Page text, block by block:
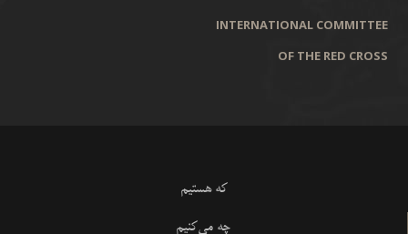
INTERNATIONAL COMMITTEE
OF THE RED CROSS
که هستیم
چه می‌کنیم